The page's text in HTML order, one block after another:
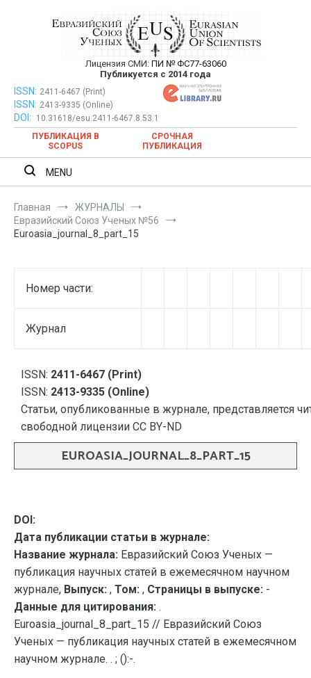
Евразийский Союз Ученых —
публикация научных статей в
ежемесячном научном журнале
Лицензия СМИ: ПИ № ФС77-63060
Публикуется с 2014 года
Евразийский Союз Ученых — публикация научных статей в
ежемесячном научном журнале
ISSN: 2411-6467 (Print)
ISSN: 2413-9335 (Online)
DOI:
10.31618/esu.2411-6467.8.53.1
ПУБЛИКАЦИЯ В
SCOPUS
СРОЧНАЯ
ПУБЛИКАЦИЯ
MENU
Главная
ЖУРНАЛЫ
Евразийский Союз Ученых №56
Euroasia_journal_8_part_15
Номер части:
Журнал
ISSN: 2411-6467 (Print)
ISSN: 2413-9335 (Online)
Статьи, опубликованные в журнале, представляется
свободной лицензии CC BY-ND
EUROASIA_JOURNAL_8_PART_15
DOI:
Дата публикации статьи в журнале:
Название журнала: Евразийский Союз Ученых —
публикация научных статей в ежемесячном научном
журнале, Выпуск: , Том: , Страницы в выпуске: -
Данные для цитирования: .
Euroasia_journal_8_part_15 // Евразийский Союз
Ученых — публикация научных статей в ежемесячном
научном журнале. . ; ():-.